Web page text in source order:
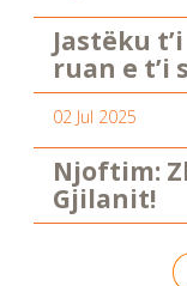
Jastëku
ruan e t’i
02 Jul 2025
Njoftim:
Gjilanit!